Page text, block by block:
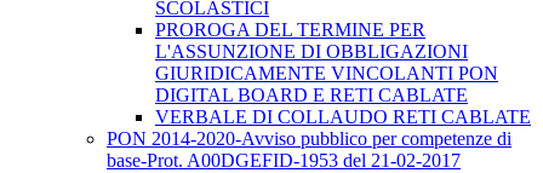
SCOLASTICI
PROROGA DEL TERMINE PER
L'ASSUNZIONE DI OBBLIGAZIONI
GIURIDICAMENTE VINCOLANTI PON
DIGITAL BOARD E RETI CABLATE
VERBALE DI COLLAUDO RETI CABLATE
PON 2014-2020-Avviso pubblico per competenze di
base-Prot. A00DGEFID-1953 del 21-02-2017